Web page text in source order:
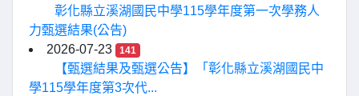
彰化縣立溪湖國民中學115學年度第一次學務人
力甄選結果(公告)
2026-07-23
141
【甄選結果及甄選公告】「彰化縣立溪湖國民中
學115學年度第3次代...